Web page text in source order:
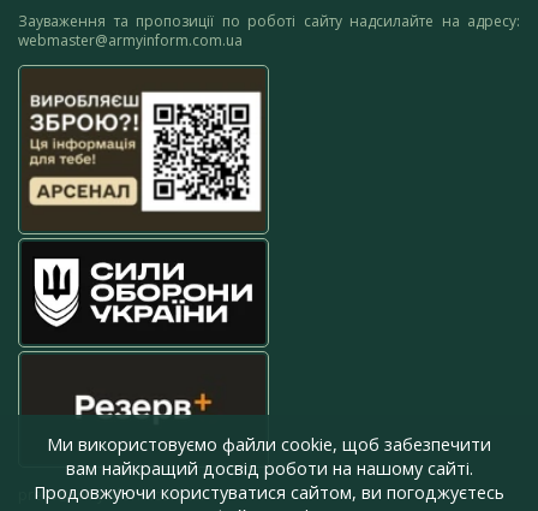
Зауваження та пропозиції по роботі сайту надсилайте на адресу:
webmaster@armyinform.com.ua
press@armyinform.com.ua
Ми використовуємо файли cookie, щоб забезпечити
вам найкращий досвід роботи на нашому сайті.
Продовжуючи користуватися сайтом, ви погоджуєтесь